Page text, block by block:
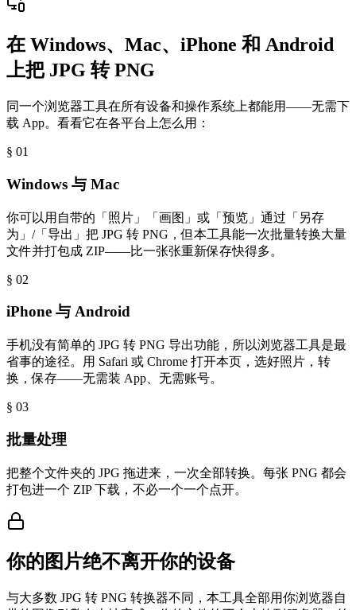
在 Windows、Mac、iPhone 和 Android
上把 JPG 转 PNG
同一个浏览器工具在所有设备和操作系统上都能用——无需下
载 App。看看它在各平台上怎么用：
§ 01
Windows 与 Mac
你可以用自带的「照片」「画图」或「预览」通过「另存
为」/「导出」把 JPG 转 PNG，但本工具能一次批量转换大量
文件并打包成 ZIP——比一张张重新保存快得多。
§ 02
iPhone 与 Android
手机没有简单的 JPG 转 PNG 导出功能，所以浏览器工具是最
省事的途径。用 Safari 或 Chrome 打开本页，选好照片，转
换，保存——无需装 App、无需账号。
§ 03
批量处理
把整个文件夹的 JPG 拖进来，一次全部转换。每张 PNG 都会
打包进一个 ZIP 下载，不必一个一个点开。
你的图片绝不离开你的设备
与大多数 JPG 转 PNG 转换器不同，本工具全部用你浏览器自